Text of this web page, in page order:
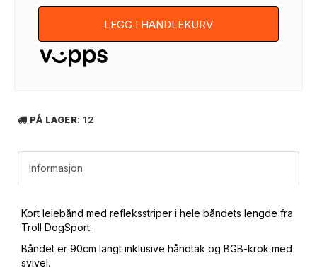
LEGG I HANDLEKURV
PÅ LAGER: 12
Informasjon
Kort leiebånd med refleksstriper i hele båndets lengde fra
Troll DogSport.
Båndet er 90cm langt inklusive håndtak og BGB-krok med
svivel.